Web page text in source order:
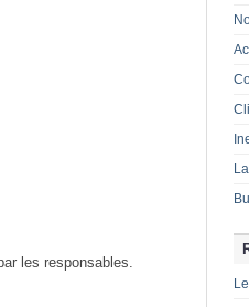
les responsables.
Bull